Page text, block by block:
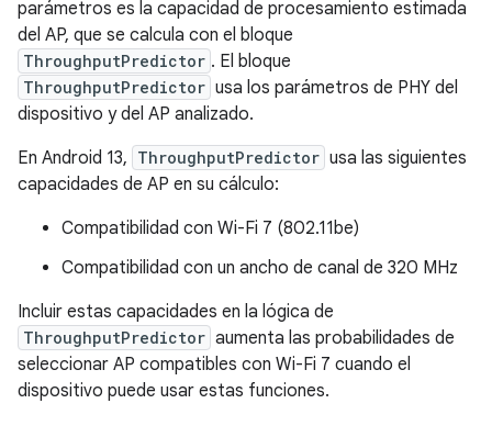
parámetros es la capacidad de procesamiento estimada
del AP, que se calcula con el bloque
ThroughputPredictor . El bloque
ThroughputPredictor usa los parámetros de PHY del
dispositivo y del AP analizado.
En Android 13, ThroughputPredictor usa las siguientes
capacidades de AP en su cálculo:
Compatibilidad con Wi-Fi 7 (802.11be)
Compatibilidad con un ancho de canal de 320 MHz
Incluir estas capacidades en la lógica de
ThroughputPredictor aumenta las probabilidades de
seleccionar AP compatibles con Wi-Fi 7 cuando el
dispositivo puede usar estas funciones.